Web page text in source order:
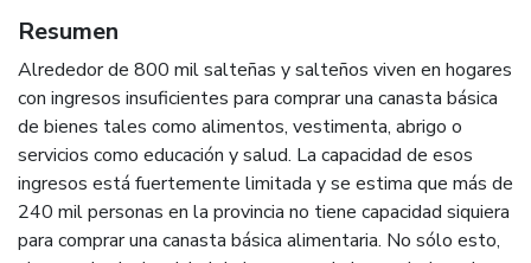
Resumen
Alrededor de 800 mil salteñas y salteños viven en hogares
con ingresos insuficientes para comprar una canasta básica
de bienes tales como alimentos, vestimenta, abrigo o
servicios como educación y salud. La capacidad de esos
ingresos está fuertemente limitada y se estima que más de
240 mil personas en la provincia no tiene capacidad siquiera
para comprar una canasta básica alimentaria. No sólo esto,